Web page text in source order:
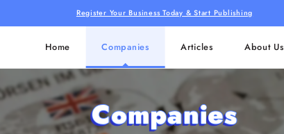
Register Your Business Today & Start Publishing
Home Companies Articles About Us
Companies